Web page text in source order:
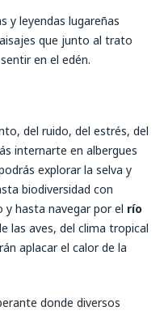
y leyendas lugareñas
que junto al trato
en el edén.
del ruido, del estrés, del
internarte en albergues
explorar la selva y
biodiversidad con
y hasta navegar por el río
las aves, del clima tropical
aplacar el calor de la
donde diversos